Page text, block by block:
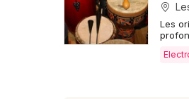
Les